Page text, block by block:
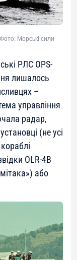
Морські сили
РЛС OPS-
лишалось
–
управління
радар,
(не усі
OLR-4B
або